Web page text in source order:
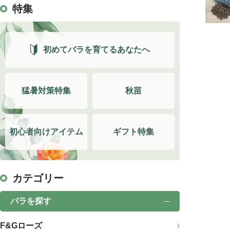
特集
初めてバラを育てるあなたへ
猛暑対策特集 秋苗
初心者向けアイテム ギフト特集
カテゴリー
バラを探す
F&Gローズ